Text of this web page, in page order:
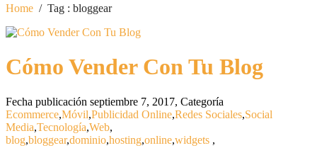
Home / Tag : bloggear
Cómo Vender Con Tu Blog
Fecha publicación septiembre 7, 2017, Categoría
Ecommerce,Móvil,Publicidad Online,Redes Sociales,Social
Media,Tecnología,Web,
blog,bloggear,dominio,hosting,online,widgets ,